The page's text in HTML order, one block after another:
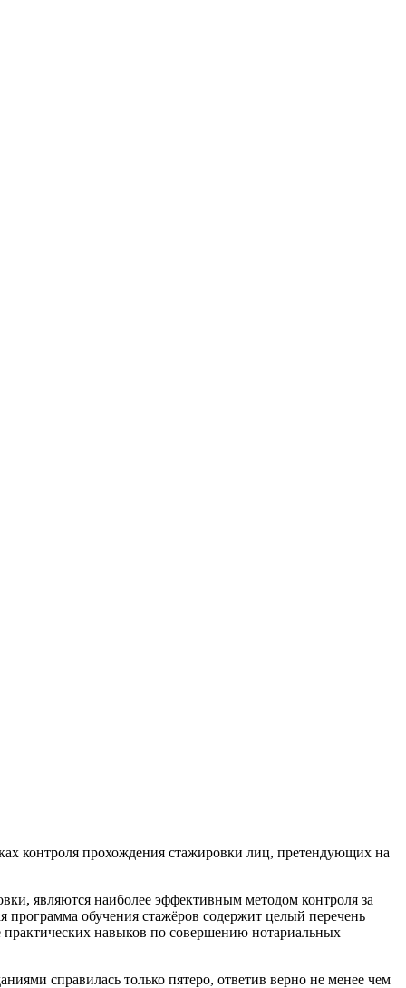
контроля прохождения стажировки лиц, претендующих на
являются наиболее эффективным методом контроля за
обучения стажёров содержит целый перечень
навыков по совершению нотариальных
справилась только пятеро, ответив верно не менее чем